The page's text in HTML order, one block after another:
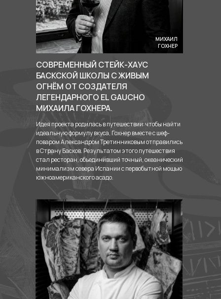
СОВРЕМЕННЫЙ СТЕЙК-ХАУС
БАСКСКОЙ ШКОЛЫ С ЖИВЫМ
ОГНЁМ ОТ СОЗДАТЕЛЯ
ЛЕГЕНДАРНОГО EL GAUCHO
МИХАИЛА ГОХНЕРА.
МИХАИЛ
ГОХНЕР
Идея проекта родилась в путешествии: чтобы найти
идеальную формулу вкуса, Гохнер вместе с шеф-
поваром Александром Третинниковым отправились
в Страну Басков. Результатом этого путешествия
стал ресторан, объединивший точный, океанический
минимализм севера Испании с первобытной мощью
южноамериканского асадо.